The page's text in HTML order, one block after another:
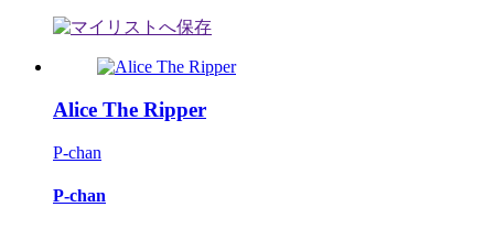
Alice The Ripper
P-chan
P-chan